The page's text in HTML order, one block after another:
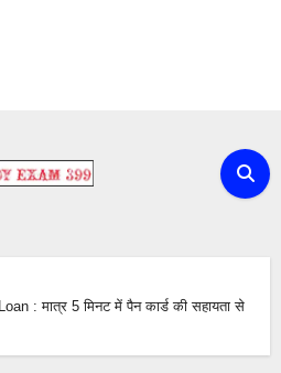
: मात्र 5 मिनट में पैन कार्ड की सहायता से